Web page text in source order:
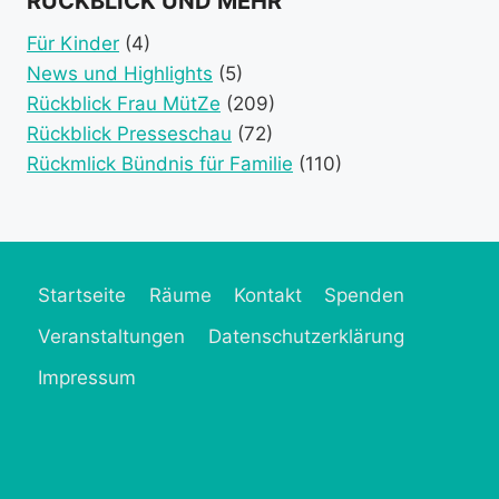
Für Kinder (4)
News und Highlights (5)
Rückblick Frau MütZe (209)
Rückblick Presseschau (72)
Rückmlick Bündnis für Familie (110)
Startseite Räume Kontakt
Spenden
Veranstaltungen
Datenschutzerklärung
Impressum